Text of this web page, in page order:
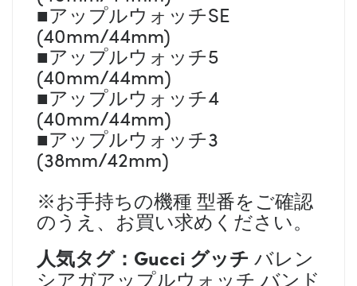
■アップルウォッチSE
(40mm/44mm)
■アップルウォッチ5
(40mm/44mm)
■アップルウォッチ4
(40mm/44mm)
■アップルウォッチ3
(38mm/42mm)
※お手持ちの機種 型番をご確認
のうえ、お買い求めください。
人気タグ： Gucci グッチ バレン
シアガアップルウォッチ バンド